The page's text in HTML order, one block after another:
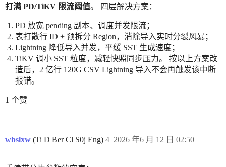
打满 PD/TiKV 限流阈值。 四层解决方案：
PD 放宽 pending 副本、调度并发限流；
表打散行 ID + 预拆分 Region，消除导入实时分裂风暴；
Lightning 降低导入并发，平缓 SST 生成速度；
TiKV 调小 SST 粒度，减轻快照同步压力。 按以上方案改
造后，2 亿行 120G CSV Lightning 导入不会再触发该中断
报错。
1 个赞
wbslxw (Ti D Ber Cl S0j Eng) 2026 年6 月 12 日 02:50
4